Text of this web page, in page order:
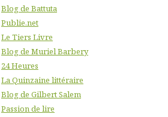
Blog de Battuta
Publie.net
Le Tiers Livre
Blog de Muriel Barbery
24 Heures
La Quinzaine littéraire
Blog de Gilbert Salem
Passion de lire